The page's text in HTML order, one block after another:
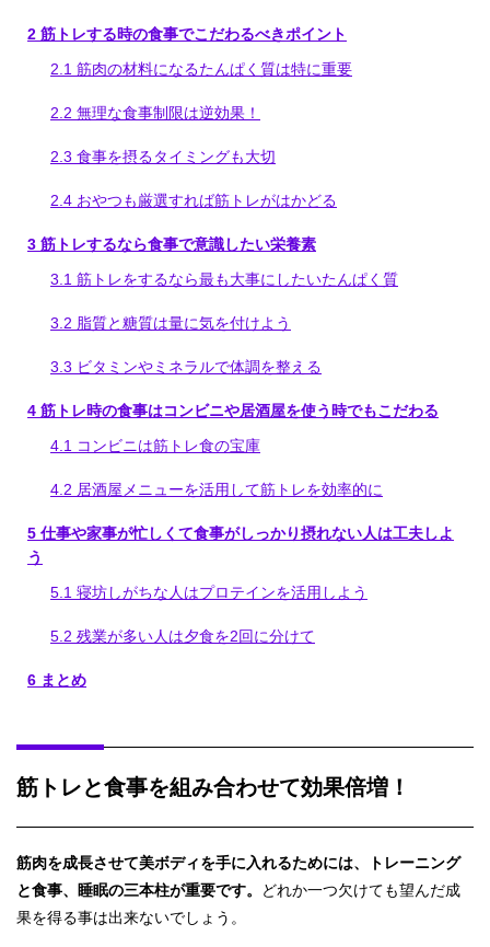
2 筋トレする時の食事でこだわるべきポイント
2.1 筋肉の材料になるたんぱく質は特に重要
2.2 無理な食事制限は逆効果！
2.3 食事を摂るタイミングも大切
2.4 おやつも厳選すれば筋トレがはかどる
3 筋トレするなら食事で意識したい栄養素
3.1 筋トレをするなら最も大事にしたいたんぱく質
3.2 脂質と糖質は量に気を付けよう
3.3 ビタミンやミネラルで体調を整える
4 筋トレ時の食事はコンビニや居酒屋を使う時でもこだわる
4.1 コンビニは筋トレ食の宝庫
4.2 居酒屋メニューを活用して筋トレを効率的に
5 仕事や家事が忙しくて食事がしっかり摂れない人は工夫しよ
う
5.1 寝坊しがちな人はプロテインを活用しよう
5.2 残業が多い人は夕食を2回に分けて
6 まとめ
筋トレと食事を組み合わせて効果倍増！
筋肉を成長させて美ボディを手に入れるためには、トレーニング
と食事、睡眠の三本柱が重要です。
どれか一つ欠けても望んだ成
果を得る事は出来ないでしょう。